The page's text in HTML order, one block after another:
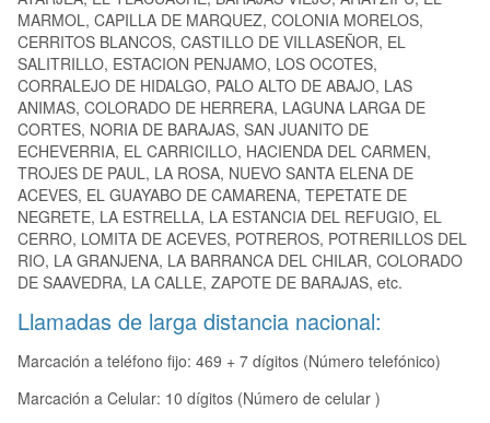
MARMOL, CAPILLA DE MARQUEZ, COLONIA MORELOS,
CERRITOS BLANCOS, CASTILLO DE VILLASEÑOR, EL
SALITRILLO, ESTACION PENJAMO, LOS OCOTES,
CORRALEJO DE HIDALGO, PALO ALTO DE ABAJO, LAS
ANIMAS, COLORADO DE HERRERA, LAGUNA LARGA DE
CORTES, NORIA DE BARAJAS, SAN JUANITO DE
ECHEVERRIA, EL CARRICILLO, HACIENDA DEL CARMEN,
TROJES DE PAUL, LA ROSA, NUEVO SANTA ELENA DE
ACEVES, EL GUAYABO DE CAMARENA, TEPETATE DE
NEGRETE, LA ESTRELLA, LA ESTANCIA DEL REFUGIO, EL
CERRO, LOMITA DE ACEVES, POTREROS, POTRERILLOS DEL
RIO, LA GRANJENA, LA BARRANCA DEL CHILAR, COLORADO
DE SAAVEDRA, LA CALLE, ZAPOTE DE BARAJAS, etc.
Llamadas de larga distancia nacional:
Marcación a teléfono fijo: 469 + 7 dígitos (Número telefónico)
Marcación a Celular: 10 dígitos (Número de celular )